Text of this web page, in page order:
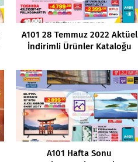
A101 28 Temmuz 2022 Aktüel
İndirimli Ürünler Kataloğu
A101 Hafta Sonu